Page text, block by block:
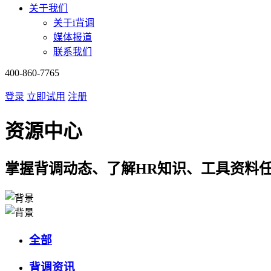
关于我们
关于i背调
媒体报道
联系我们
400-860-7765
登录 立即试用 注册
资源中心
掌握背调动态、了解HR知识、工具资料
全部
背调资讯